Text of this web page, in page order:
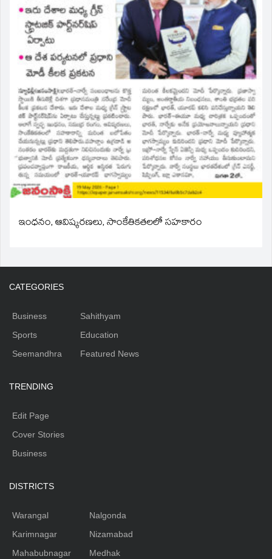
ఇంధనం, ఆవిష్కరణలు, సాంకేతికతలలో సహకారం
CATEGORIES
Business
Sports
Seemandhra
Sahithyam
Education
Featured News
TRENDING
Edit Page
Cover Stories
Business
DISTRICTS
Warangal
Karimnagar
Mahabubnagar
Nalgonda
Nizamabad
Medhak